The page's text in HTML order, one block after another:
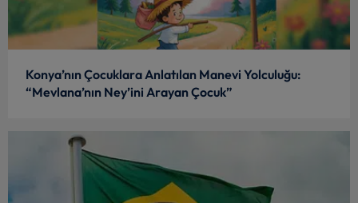
Konya’nın Çocuklara Anlatılan Manevi Yolculuğu:
“Mevlana’nın Ney’ini Arayan Çocuk”